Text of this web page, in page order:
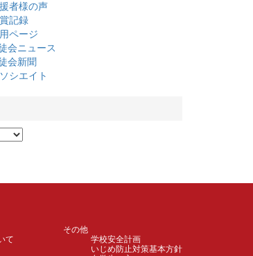
者様の声
記録
ページ
会ニュース
会新聞
シエイト
て
その他
学校安全計画
いじめ防止対策基本方針